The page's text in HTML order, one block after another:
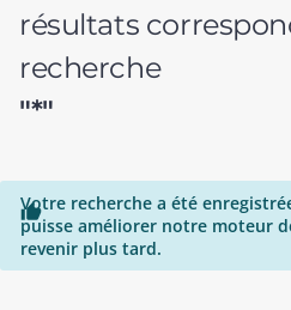
résultats
recherche
"*"

Votre recherche a été
puisse améliorer notre moteur
revenir plus tard.